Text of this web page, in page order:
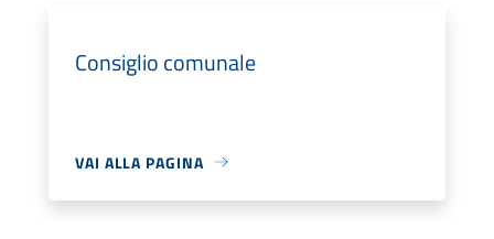
Consiglio comunale
VAI ALLA PAGINA